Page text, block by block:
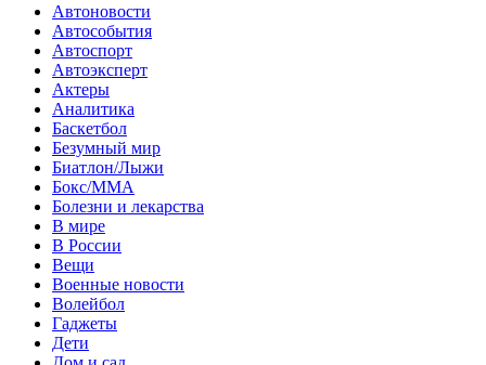
Автоновости
Автособытия
Автоспорт
Автоэксперт
Актеры
Аналитика
Баскетбол
Безумный мир
Биатлон/Лыжи
Бокс/MMA
Болезни и лекарства
В мире
В России
Вещи
Военные новости
Волейбол
Гаджеты
Дети